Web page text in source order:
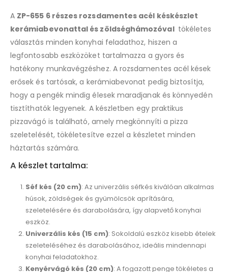
A ZP-655 6 részes rozsdamentes acél késkészlet
kerámiabevonattal és zöldséghámozóval tökéletes
választás minden konyhai feladathoz, hiszen a
legfontosabb eszközöket tartalmazza a gyors és
hatékony munkavégzéshez. A rozsdamentes acél kések
erősek és tartósak, a kerámiabevonat pedig biztosítja,
hogy a pengék mindig élesek maradjanak és könnyedén
tisztíthatók legyenek. A készletben egy praktikus
pizzavágó is található, amely megkönnyíti a pizza
szeletelését, tökéletesítve ezzel a készletet minden
háztartás számára.
A készlet tartalma:
Séf kés (20 cm): Az univerzális séfkés kiválóan alkalmas
húsok, zöldségek és gyümölcsök aprítására,
szeletelésére és darabolására, így alapvető konyhai
eszköz.
Univerzális kés (15 cm): Sokoldalú eszköz kisebb ételek
szeleteléséhez és darabolásához, ideális mindennapi
konyhai feladatokhoz.
Kenyérvágó kés (20 cm): A fogazott penge tökéletes a